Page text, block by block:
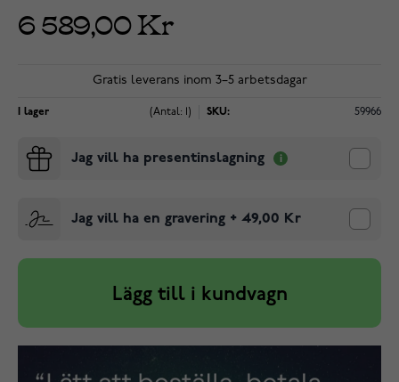
6 589,00 Kr
Gratis leverans inom 3–5 arbetsdagar
I lager (Antal: 1) SKU: 59966
Jag vill ha presentinslagning
Jag vill ha en gravering + 49,00 Kr
Lägg till i kundvagn